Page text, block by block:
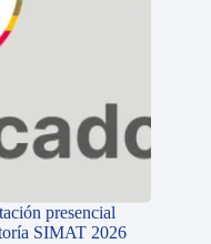
presencial
SIMAT 2026